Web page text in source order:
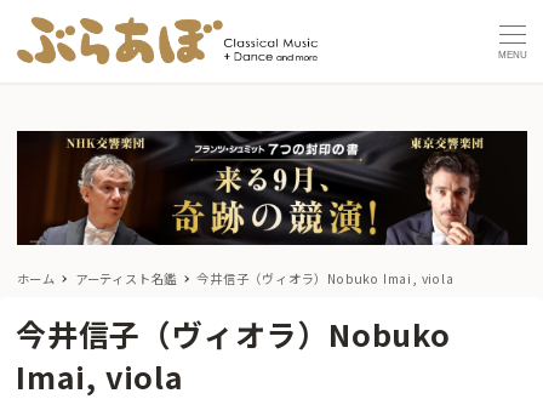
MENU
ホーム アーティスト名鑑 今井信子（ヴィオラ）Nobuko Imai, viola
今井信子（ヴィオラ）Nobuko
Imai, viola